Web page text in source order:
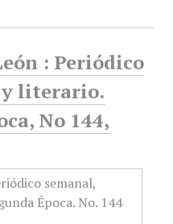
: Periódico
literario.
No 144,